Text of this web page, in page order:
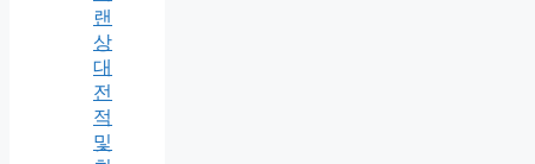
랜
상
대
전
적
및